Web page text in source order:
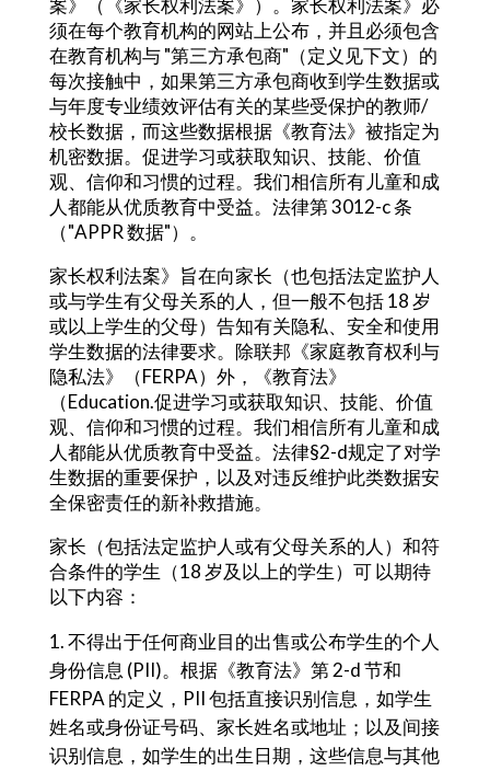
案》（《家长权利法案》）。家长权利法案》必
须在每个教育机构的网站上公布，并且必须包含
在教育机构与 "第三方承包商"（定义见下文）的
每次接触中，如果第三方承包商收到学生数据或
与年度专业绩效评估有关的某些受保护的教师/
校长数据，而这些数据根据《教育法》被指定为
机密数据。促进学习或获取知识、技能、价值
观、信仰和习惯的过程。我们相信所有儿童和成
人都能从优质教育中受益。法律第 3012-c 条
（"APPR 数据"）。
家长权利法案》旨在向家长（也包括法定监护人
或与学生有父母关系的人，但一般不包括 18 岁
或以上学生的父母）告知有关隐私、安全和使用
学生数据的法律要求。除联邦《家庭教育权利与
隐私法》（FERPA）外，《教育法》
（Education.促进学习或获取知识、技能、价值
观、信仰和习惯的过程。我们相信所有儿童和成
人都能从优质教育中受益。法律§2-d规定了对学
生数据的重要保护，以及对违反维护此类数据安
全保密责任的新补救措施。
家长（包括法定监护人或有父母关系的人）和符
合条件的学生（18 岁及以上的学生）可 以期待
以下内容：
不得出于任何商业目的出售或公布学生的个人
身份信息 (PII)。根据《教育法》第 2-d 节和
FERPA 的定义，PII 包括直接识别信息，如学生
姓名或身份证号码、家长姓名或地址；以及间接
识别信息，如学生的出生日期，这些信息与其他